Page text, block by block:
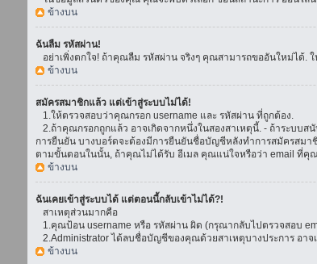
ข้างบน
ฉันลืม รหัสผ่าน!
อย่าเพิ่งตกใจ! ถ้าคุณลืม รหัสผ่าน จริงๆ คุณสามารถขออันใหม่ได้.
ข้างบน
สมัครสมาชิกแล้ว แต่เข้าสู่ระบบไม่ได้!
1.ให้ตรวจสอบว่าคุณกรอก username และ รหัสผ่าน ที่ถูกต้อง.
2.ถ้าคุณกรอกถูกแล้ว อาจเกิดจากหนึ่งในสองสาเหตุนี้. - ถ้าระบ
การยืนยัน บางบอร์ดจะต้องมีการยืนยันชื่อบัญชีหลังทำการสมัครสม
ตามขั้นตอนในนั้น, ถ้าคุณไม่ได้รับ อีเมล คุณแน่ใจหรือว่า email ที่คุ
ข้างบน
ฉันเคยเข้าสู่ระบบได้ แต่ตอนนี้กลับเข้าไม่ได้?!
สาเหตุส่วนมากคือ
1.คุณป้อน username หรือ รหัสผ่าน ผิด (กรุณากลับไปตรวจสอบ
2.Administrator ได้ลบชื่อบัญชีของคุณด้วยสาเหตุบางประการ อา
ข้างบน